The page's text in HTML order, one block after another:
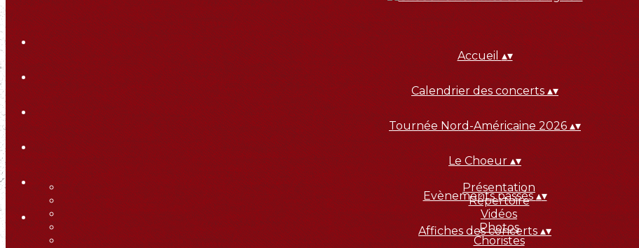
Accueil▴▾
Calendrier des concerts▴▾
Tournée Nord-Américaine 2026▴▾
Le Choeur▴▾
Présentation
Répertoire
Vidéos
Photos
Choristes
Evènements passés▴▾
Affiches des concerts ▴▾